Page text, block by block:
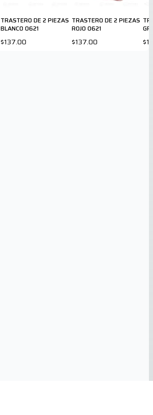
TRASTERO DE 2 PIEZAS
BLANCO 0621
$137.00
TRASTERO DE 2 PIEZAS
ROJO 0621
$137.00